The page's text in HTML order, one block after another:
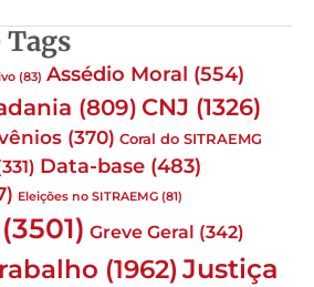
Tags
(83) Assédio Moral (554)
(809) CNJ (1326)
(370) Coral do SITRAEMG
Data-base (483)
Eleições no SITRAEMG (81)
(3501) Greve Geral (342)
(1962) Justiça